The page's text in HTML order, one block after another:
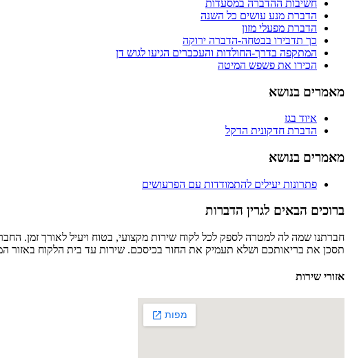
חשיבות ההדברה במסעדות
הדברת מנע עושים כל השנה
הדברת מפעלי מזון
כך תדבירו בבטחה-הדברה ירוקה
המתקפה בדרך-החולדות והעכברים הגיעו לגוש דן
הכירו את פשפש המיטה
מאמרים בנושא
איוד בגז
הדברת חדקונית הדקל
מאמרים בנושא
פתרונות יעילים להתמודדות עם הפרעושים
ברוכים הבאים לגרין הדברות
חברתנו שמה לה למטרה לספק לכל לקוח שירות מקצועי, בטוח ויעיל לאורך זמן.
תסכן את בריאותכם ושלא תעמיק את החור בכיסכם. שירות עד בית הלקוח באזור
אזורי שירות